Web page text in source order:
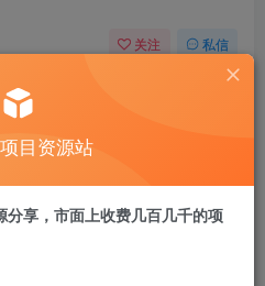
关注 私信
9.9
目资源站
享，市面上收费几百几千的项